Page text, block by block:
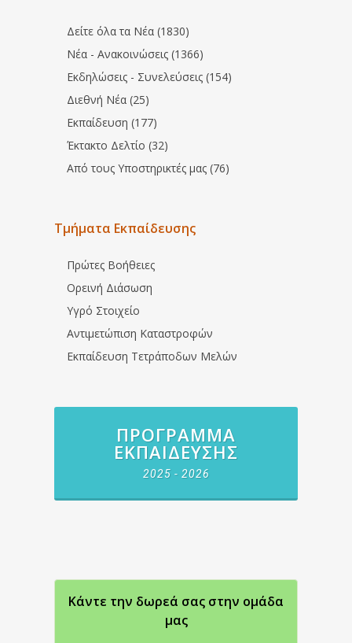
Δείτε όλα τα Νέα (1830)
Νέα - Ανακοινώσεις (1366)
Εκδηλώσεις - Συνελεύσεις (154)
Διεθνή Νέα (25)
Εκπαίδευση (177)
Έκτακτο Δελτίο (32)
Από τους Υποστηρικτές μας (76)
Τμήματα Εκπαίδευσης
Πρώτες Βοήθειες
Ορεινή Διάσωση
Υγρό Στοιχείο
Αντιμετώπιση Καταστροφών
Εκπαίδευση Τετράποδων Μελών
ΠΡΌΓΡΑΜΜΑ
ΕΚΠΑΊΔΕΥΣΗΣ
2025 - 2026
Κάντε την δωρεά σας στην oμάδα
μας